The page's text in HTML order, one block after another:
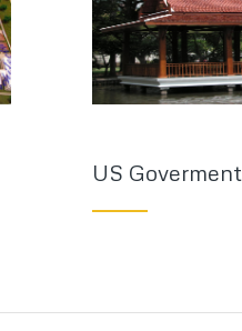
US Goverment